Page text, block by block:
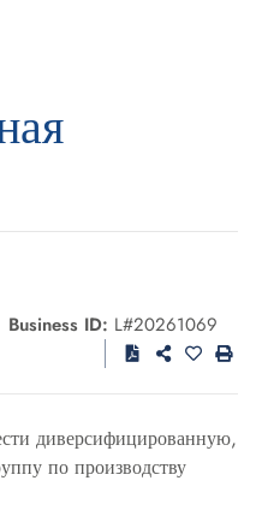
Business ID: L#20261069
диверсифицированную,
по производству